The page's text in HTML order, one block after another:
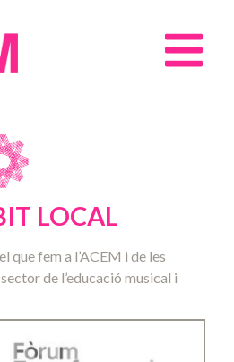
LOCAL
que fem a l’ACEM i de les
de l’educació musical i